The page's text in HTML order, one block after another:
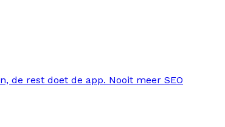
de rest doet de app. Nooit meer SEO